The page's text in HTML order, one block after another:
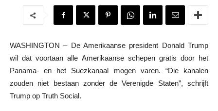
WASHINGTON – De Amerikaanse president Donald Trump
wil dat voortaan alle Amerikaanse schepen gratis door het
Panama- en het Suezkanaal mogen varen. “Die kanalen
zouden niet bestaan zonder de Verenigde Staten”, schrijft
Trump op Truth Social.